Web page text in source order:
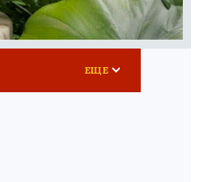
ЕЩЕ